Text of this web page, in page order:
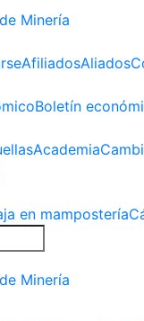
AfiliadosAliados
Boletín
Academia
en mampostería